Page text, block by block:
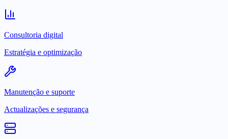
Consultoria digital
Estratégia e optimização
Manutenção e suporte
Actualizações e segurança